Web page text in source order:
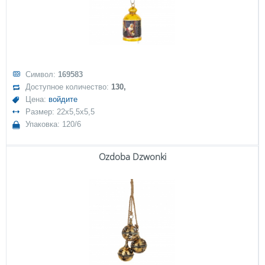
Символ: 169583
Доступное количество:130,
Цена: войдите
Размер: 22x5,5x5,5
Упаковка: 120/6
Ozdoba Dzwonki